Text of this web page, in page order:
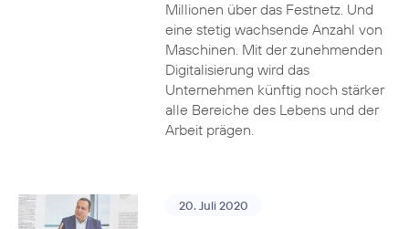
Millionen über das Festnetz. Und
eine stetig wachsende Anzahl von
Maschinen. Mit der zunehmenden
Digitalisierung wird das
Unternehmen künftig noch stärker
alle Bereiche des Lebens und der
Arbeit prägen.
20. Juli 2020